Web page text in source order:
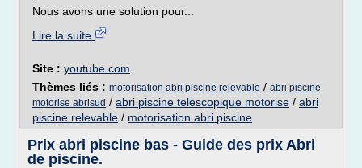
Nous avons une solution pour...
Lire la suite
Site : youtube.com
Thèmes liés : motorisation abri piscine relevable / abri piscine
motorise abrisud / abri piscine telescopique motorise / abri
piscine relevable / motorisation abri piscine
Prix abri piscine bas - Guide des prix Abri
de piscine.